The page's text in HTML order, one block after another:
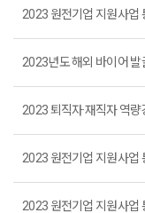
2023 원전기업 지원사업
2023 원전기업 지원사업